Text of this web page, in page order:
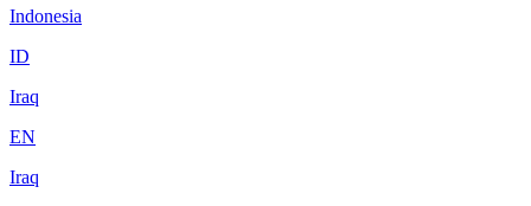
Indonesia
ID
Iraq
EN
Iraq